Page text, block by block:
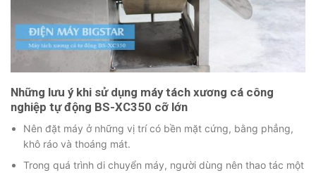
Những lưu ý khi sử dụng máy tách xương cá công
nghiệp tự động BS-XC350 cỡ lớn
Nên đặt máy ở những vị trí có bền mặt cứng, bằng phẳng,
khô ráo và thoáng mát.
Trong quá trình di chuyển máy, người dùng nên thao tác một